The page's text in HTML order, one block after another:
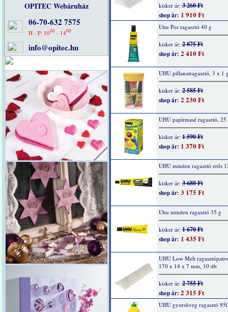
OPITEC Webáruház
06-70-632 7575
H - P: 1000 - 1400
info@opitec.hu
kisker ár:3 260 Ft
shop ár: 1 910 Ft
Uhu Por ragasztó 40 g
kisker ár:2 875 Ft
shop ár: 2 410 Ft
UHU pillanatragasztó, 3 x 1
kisker ár:2 585 Ft
shop ár: 2 230 Ft
UHU papírmasé ragasztó, 25
kisker ár:1 590 Ft
shop ár: 1 370 Ft
UHU minden ragasztó erős
kisker ár:3 680 Ft
shop ár: 3 175 Ft
Uhu minden ragasztó 35 g
kisker ár:1 670 Ft
shop ár: 1 435 Ft
UHU Low Melt
170 x 14 x 7 mm, 10 db
kisker ár:2 755 Ft
shop ár: 2 315 Ft
UHU gyorsüveg ragasztó